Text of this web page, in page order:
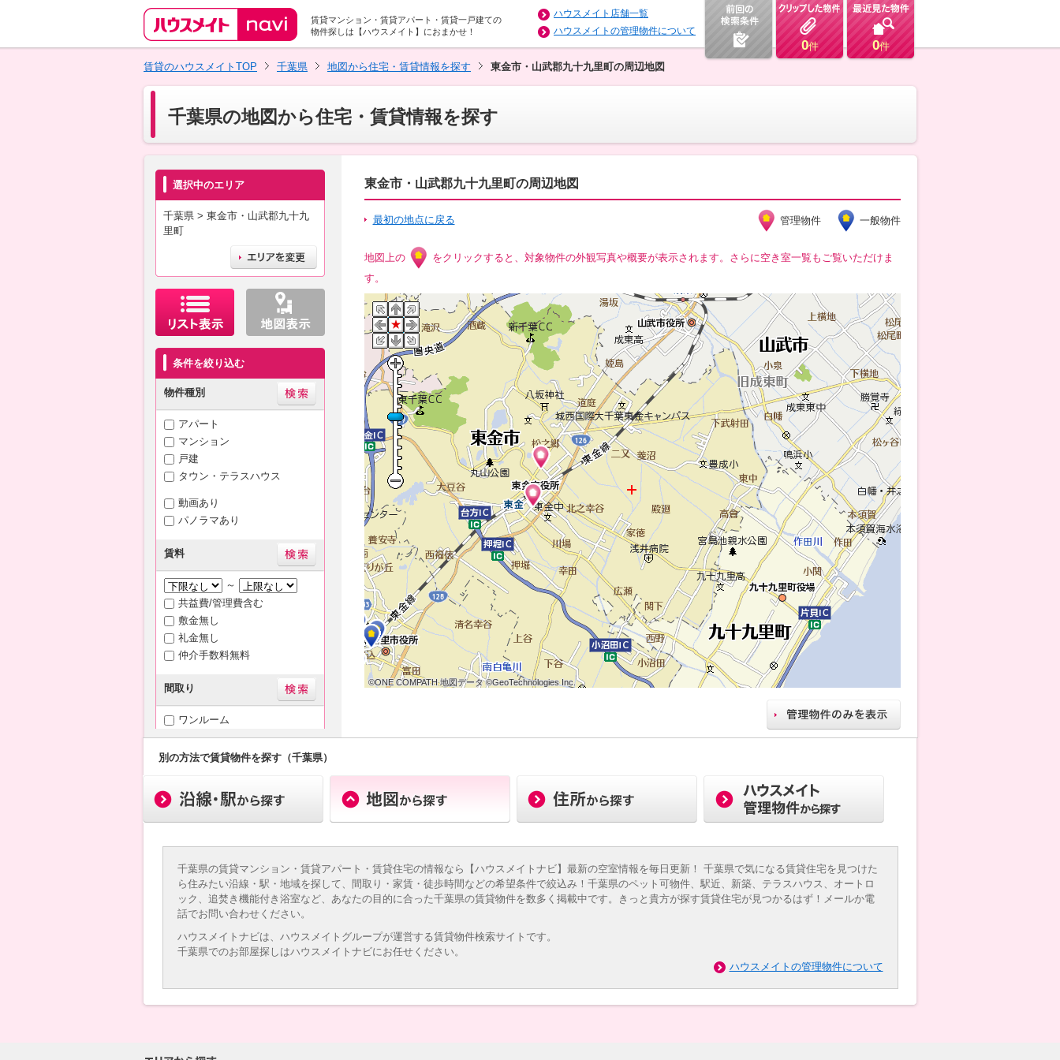
賃貸マンション・賃貸アパート・賃貸一戸建ての
物件探しは【ハウスメイト】におまかせ！
ハウスメイト店舗一覧
ハウスメイトの管理物件について
0件 0件
賃貸のハウスメイトTOP
千葉県 地図から住宅・賃貸情報を探す 東金市・山武郡九十九里町の周辺地図
千葉県の地図から住宅・賃貸情報を探す
選択中のエリア
千葉県 > 東金市・山武郡九十九
里町
条件を絞り込む
物件種別
アパート
マンション
戸建
タウン・テラスハウス
動画あり
パノラマあり
賃料
～
共益費/管理費含む
敷金無し
礼金無し
仲介手数料無料
間取り
ワンルーム
1K
1DK（+S）
2K
2DK（+S）
2LDK（+S）
3LDK（+S）
4K以上
東金市・山武郡九十九里町の周辺地図
最初の地点に戻る 管理物件 一般物件
地図上の
をクリックすると、対象物件の外観写真や概要が表示されます。さらに空き室一覧もご覧いただけま
す。
©ONE COMPATH 地図データ ©GeoTechnologies Inc.
©ONE COMPATH 地図データ ©GeoTechnologies Inc.
©ONE COMPATH 地図データ ©GeoTechnologies Inc.
©ONE COMPATH 地図データ ©GeoTechnologies Inc.
©ONE COMPATH 地図データ ©GeoTechnologies Inc.
©ONE COMPATH 地図データ ©GeoTechnologies Inc.
©ONE COMPATH 地図データ ©GeoTechnologies Inc.
©ONE COMPATH 地図データ ©GeoTechnologies Inc.
©ONE COMPATH 地図データ ©GeoTechnologies Inc.
別の方法で賃貸物件を探す（千葉県）
千葉県の賃貸マンション・賃貸アパート・賃貸住宅の情報なら【ハウスメイトナビ】最新の空室情報を毎日更新！ 千葉県で気になる賃貸住宅を見つけた
ら住みたい沿線・駅・地域を探して、間取り・家賃・徒歩時間などの希望条件で絞込み！千葉県のペット可物件、駅近、新築、テラスハウス、オートロ
ック、追焚き機能付き浴室など、あなたの目的に合った千葉県の賃貸物件を数多く掲載中です。きっと貴方が探す賃貸住宅が見つかるはず！メールか電
話でお問い合わせください。
ハウスメイトナビは、ハウスメイトグループが運営する賃貸物件検索サイトです。
千葉県でのお部屋探しはハウスメイトナビにお任せください。
ハウスメイトの管理物件について